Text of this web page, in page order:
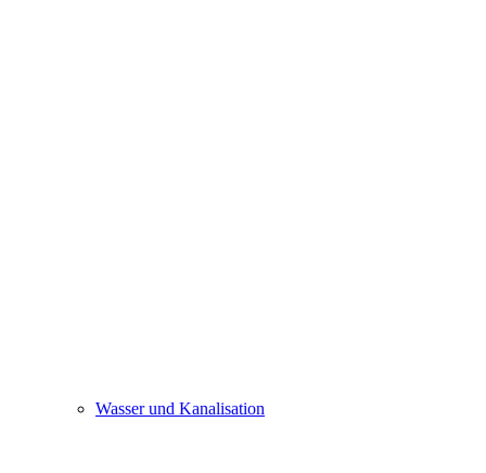
Wasser und Kanalisation